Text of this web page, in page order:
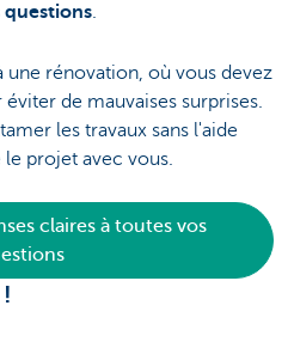
questions.
rénovation, où vous devez
de mauvaises surprises.
les travaux sans l'aide
projet avec vous.
claires à toutes vos